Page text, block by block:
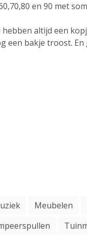
en 90 met
hebben altijd een
een bakje troost. En
Meubelen